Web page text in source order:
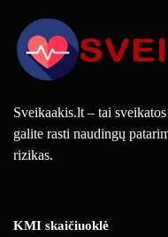
Sveikaakis.lt – tai
galite rasti naudingų
rizikas.
KMI skaičiuoklė